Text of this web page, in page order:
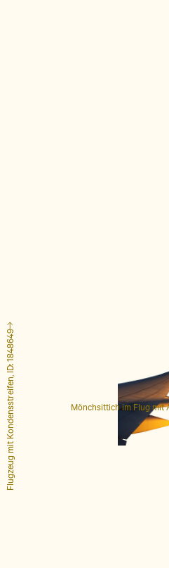
Mönchsittich im Flug mit
Flugzeug mit Kondensstreifen, ID: 1848649